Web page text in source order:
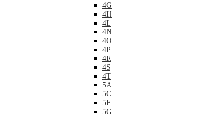
4G
4H
4L
4N
4O
4P
4R
4S
4T
5A
5C
5E
5G